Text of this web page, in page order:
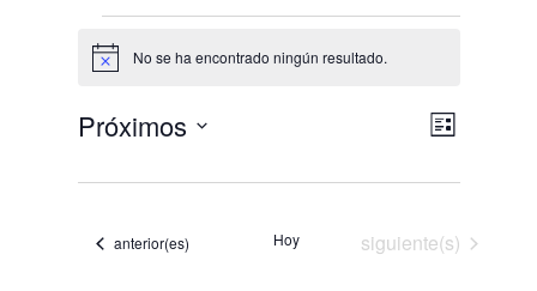
Eventos
Aviso No se ha encontrado ningún resultado.
N
e
N
v
g
Lista
Próximos
la
Eventos
anterior(es) Hoy Eventos
siguiente(s)